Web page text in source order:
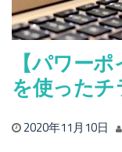
【パワー
を使ったチ
2020年11月10日